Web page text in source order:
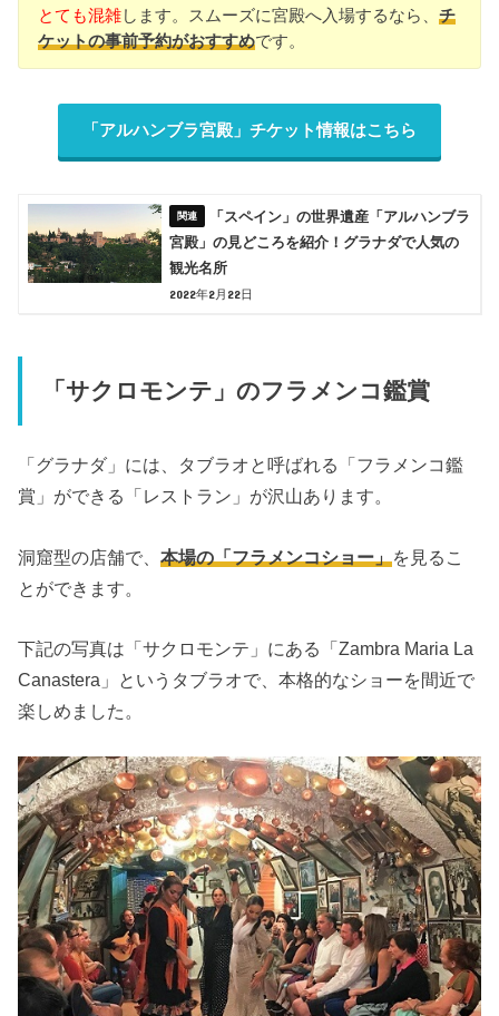
とても混雑します。スムーズに宮殿へ入場するなら、チ
ケットの事前予約がおすすめです。
「アルハンブラ宮殿」チケット情報はこちら
「スペイン」の世界遺産「アルハンブラ
宮殿」の見どころを紹介！グラナダで人気の
観光名所
2022年2月22日
「サクロモンテ」のフラメンコ鑑賞
「グラナダ」には、タブラオと呼ばれる「フラメンコ鑑
賞」ができる「レストラン」が沢山あります。
洞窟型の店舗で、本場の「フラメンコショー」を見るこ
とができます。
下記の写真は「サクロモンテ」にある「Zambra Maria La
Canastera」というタブラオで、本格的なショーを間近で
楽しめました。